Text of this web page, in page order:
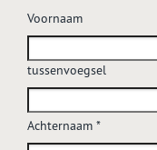
Voornaam
tussenvoegsel
Achternaam *